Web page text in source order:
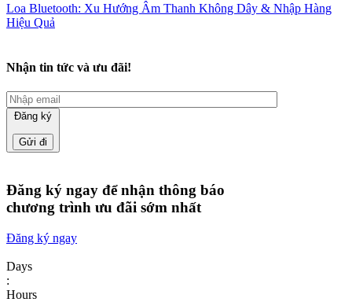
Loa Bluetooth: Xu Hướng Âm Thanh Không Dây & Nhập Hàng
Hiệu Quả
Nhận tin tức và ưu đãi!
Đăng ký
Đăng ký ngay để nhận thông báo
chương trình ưu đãi sớm nhất
Đăng ký ngay
Days
:
Hours